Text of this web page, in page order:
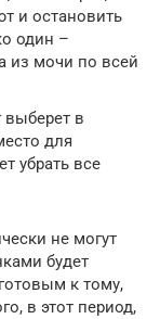
и остановить
один –
из мочи по всей
выберет в
для
убрать все
не могут
будет
к тому,
в этот период,